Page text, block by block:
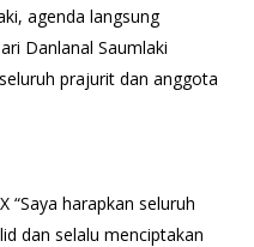
agenda langsung
Danlanal Saumlaki
prajurit dan anggota
“Saya harapkan seluruh
dan selalu menciptakan